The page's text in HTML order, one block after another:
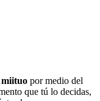
miituo por medio del
que tú lo decidas,